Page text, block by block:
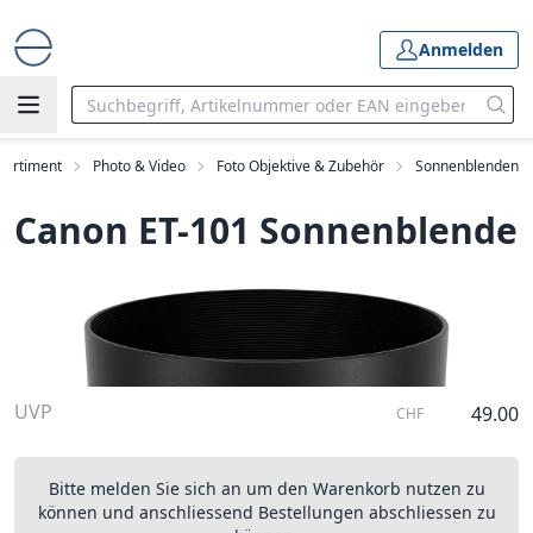
Anmelden
Photo & Video Foto Objektive & Zubehör Sonnenblenden
Canon ET-101 Sonnenblende
UVP CHF 49.00
Bitte melden Sie sich an um den Warenkorb nutzen zu
können und anschliessend Bestellungen abschliessen zu